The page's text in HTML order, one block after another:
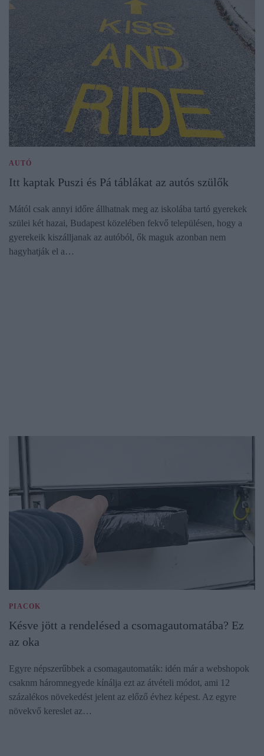
AUTÓ
Itt kaptak Puszi és Pá táblákat az autós szülők
Mától csak annyi időre állhatnak meg az iskolába tartó gyerekek
szülei két hazai, Budapest közelében fekvő településen, hogy a
gyerekeik kiszálljanak az autóból, ők maguk azonban nem
hagyhatják el a…
PIACOK
Késve jött a rendelésed a csomagautomatába? Ez
az oka
Egyre népszerűbbek a csomagautomaták: idén már a webshopok
csaknm háromnegyede kínálja ezt az átvételi módot, ami 12
százalékos növekedést jelent az előző évhez képest. Az egyre
növekvő kereslet az…